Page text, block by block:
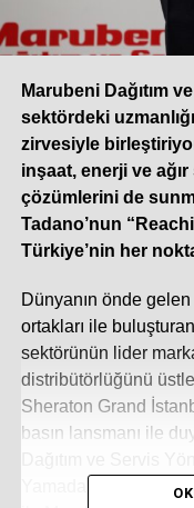
Marubeni Dağıtım
sektördeki
zirvesiyle
inşaat, enerji ve
çözümlerini de
Tadano’nun
Türkiye’nin her
Dünyanın önde
ortakları ile
sektörünün lider
distribütörlüğünü
Sheraton Grand
basın lansmanı ile
Yamada, Tadano